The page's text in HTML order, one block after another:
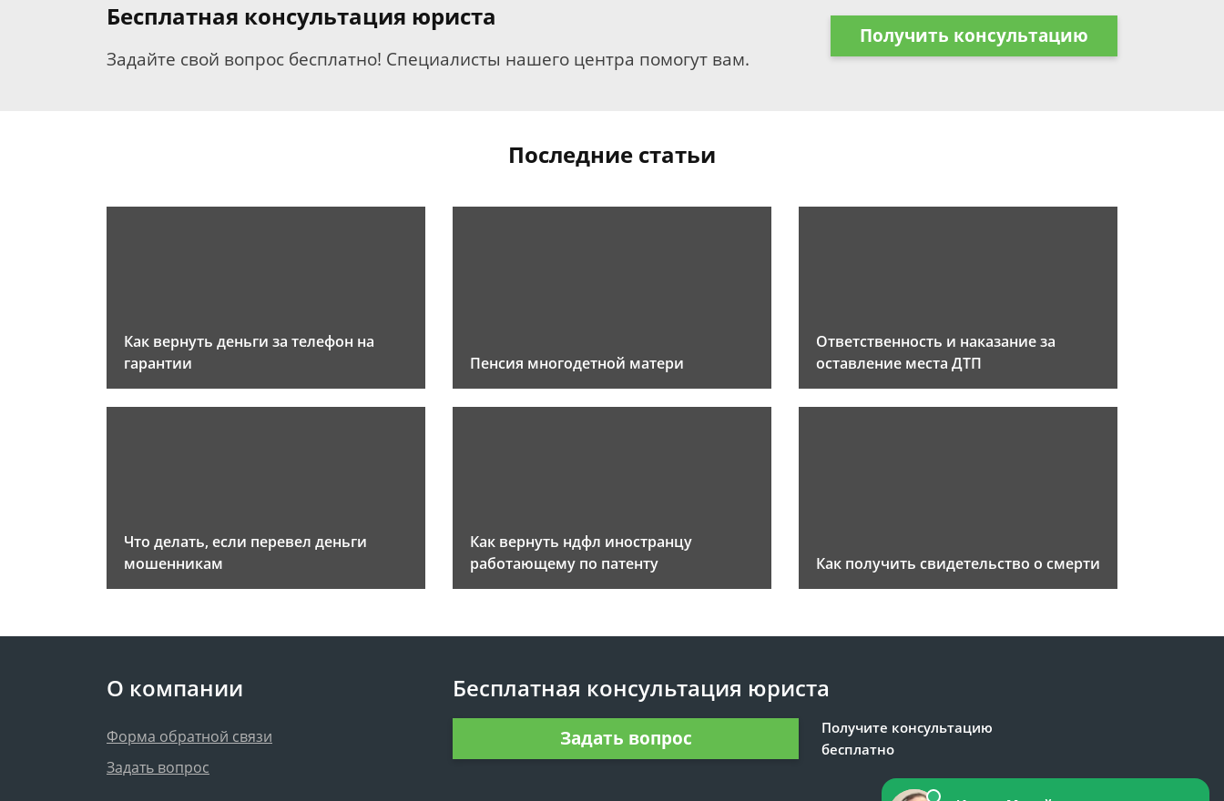
Бесплатная консультация юриста
Задайте свой вопрос бесплатно! Специалисты нашего центра помогут вам.
Получить консультацию
Последние статьи
Как вернуть деньги за телефон на
гарантии
Пенсия многодетной матери
Ответственность и наказание за
оставление места ДТП
Что делать, если перевел деньги
мошенникам
Как вернуть ндфл иностранцу
работающему по патенту
Как получить свидетельство о смерти
О компании
Форма обратной связи
Задать вопрос
Бесплатная консультация юриста
Задать вопрос
Получите консультацию
бесплатно